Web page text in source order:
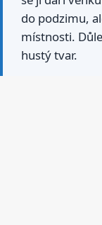
do podzimu,
místnosti.
hustý tvar.